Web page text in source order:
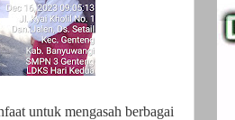
untuk mengasah berbagai